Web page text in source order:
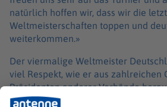
natürlich hoffen wir, dass wir die
Weltmeisterschaften toppen und
weiterkommen.»
Der viermalige Weltmeister
viel Respekt, wie er aus zahlreichen
Präsidenten anderer Verbände
Neuendorf: «Wenn man eins sagen